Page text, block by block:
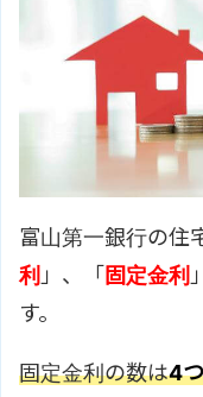
富山第一銀行の住
利 」、「 固定金利
す。
固定金利の数は4